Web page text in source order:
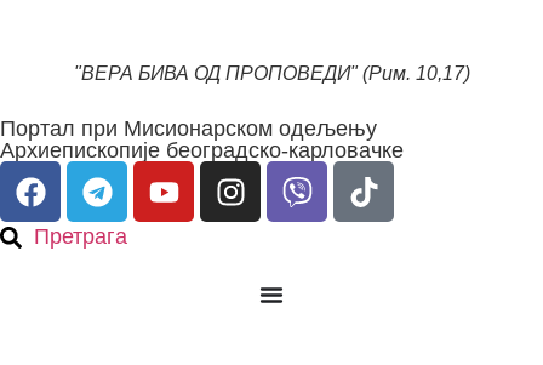
"ВЕРА БИВА ОД ПРОПОВЕДИ" (Рим. 10,17)
Портал при Мисионарском одељењу
Архиепископије београдско-карловачке
Претрага